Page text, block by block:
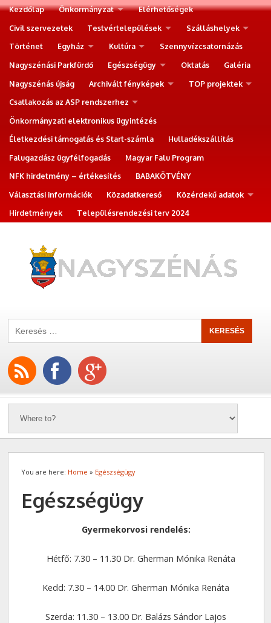
Kezdőlap Önkormányzat
Elérhetőségek
Civil szervezetek
Testvértelepülések
Szálláshelyek
Történet
Egyház Kultúra
Szennyvízcsatornázás
Nagyszénási Parkfürdő
Egészségügy Oktatás
Galéria
Nagyszénás újság
Archivált fényképek
TOP projektek
Csatlakozás az ASP rendszerhez
Önkormányzati elektronikus ügyintézés
Életkezdési támogatás és Start-számla
Hulladékszállítás
Falugazdász ügyfélfogadás
Magyar Falu Program
NFK hirdetmény – értékesítés
BABAKÖTVÉNY
Választási információk
Közadatkereső
Közérdekű adatok
Hirdetmények
Településrendezési terv 2024
You are here: Home » Egészségügy
Egészségügy
Gyermekorvosi rendelés:
Hétfő: 7.30 – 11.30 Dr. Gherman Mónika Renáta
Kedd: 7.30 – 14.00 Dr. Gherman Mónika Renáta
Szerda: 11.30 – 13.00 Dr. Balázs Sándor Lajos